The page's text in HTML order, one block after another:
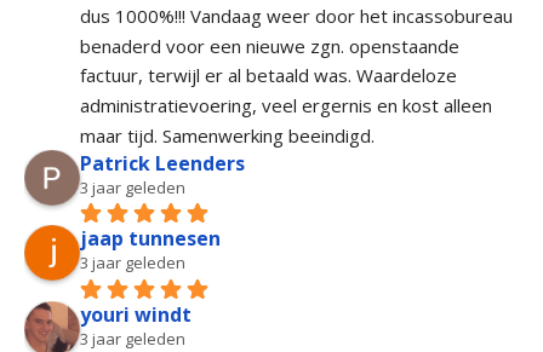
dus 1000%!!! Vandaag weer door het incassobureau
benaderd voor een nieuwe zgn. openstaande
factuur, terwijl er al betaald was. Waardeloze
administratievoering, veel ergernis en kost alleen
maar tijd. Samenwerking beeindigd.
Patrick Leenders
3 jaar geleden
jaap tunnesen
3 jaar geleden
youri windt
3 jaar geleden